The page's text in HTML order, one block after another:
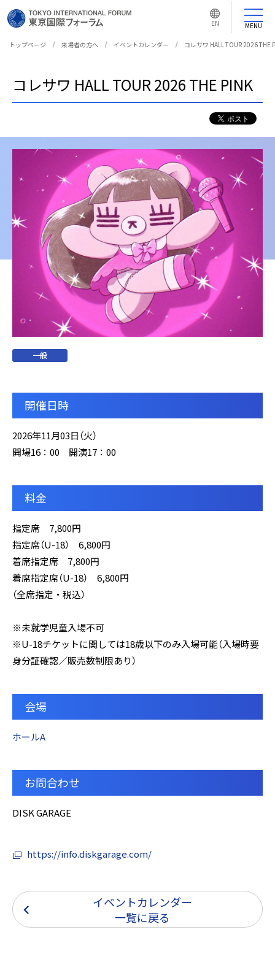
言
語
切
え
ボ
EN MENU
トップページ 来場者の方へ イベントカレンダー コレサワ HALL TOUR 2026 THE
コレサワ HALL TOUR 2026 THE PINK
一般
開催日時
2026年11月03日（火）
開場16：00 開演17：00
料金
指定席 7,800円
指定席（U-18） 6,800円
着席指定席 7,800円
着席指定席（U-18） 6,800円
（全席指定・税込）
※未就学児童入場不可
※U-18チケットに関しては18歳以下のみ入場可能（入場時要
身分証確認／販売数制限あり）
会場
ホールA
お問合わせ
DISK GARAGE
https://info.diskgarage.com/
イベントカレンダー
一覧に戻る